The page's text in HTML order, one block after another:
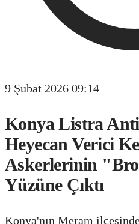
9 Şubat 2026 09:14
Konya Listra
Heyecan Verici
Askerlerinin
Yüzüne Çıktı
Konya'nın Meram